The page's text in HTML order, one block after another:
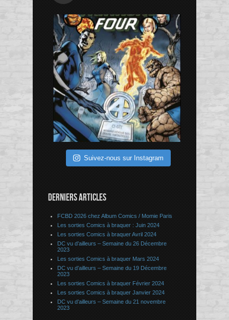
Suivez-nous sur Instagram
DERNIERS ARTICLES
FCBD 2026 chez Album Comics / Momie Paris
Les sorties Comics à braquer : Juin 2024
Les sorties Comics à braquer Avril 2024
DC vu d’ailleurs – Semaine du 26 Décembre
2023
Les sorties Comics à braquer Mars 2024
DC vu d’ailleurs – Semaine du 19 Décembre
2023
Les sorties Comics à braquer Février 2024
Les sorties Comics à braquer Janvier 2024
DC vu d’ailleurs – Semaine du 21 novembre
2023